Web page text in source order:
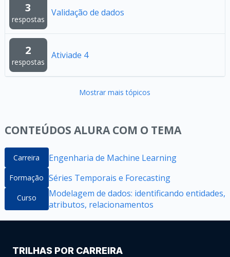
3
respostas
Validação de dados
2
respostas
Ativiade 4
Mostrar mais tópicos
CONTEÚDOS ALURA COM O TEMA
Carreira Engenharia de Machine Learning
Formação Séries Temporais e Forecasting
Curso
Modelagem de dados: identificando entidades,
atributos, relacionamentos
TRILHAS POR CARREIRA